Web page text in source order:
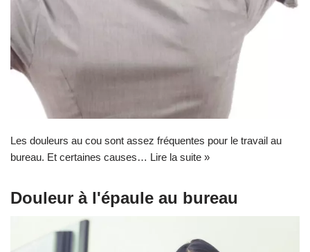
Les douleurs au cou sont assez fréquentes pour le travail au
bureau. Et certaines causes… Lire la suite »
Douleur à l'épaule au bureau